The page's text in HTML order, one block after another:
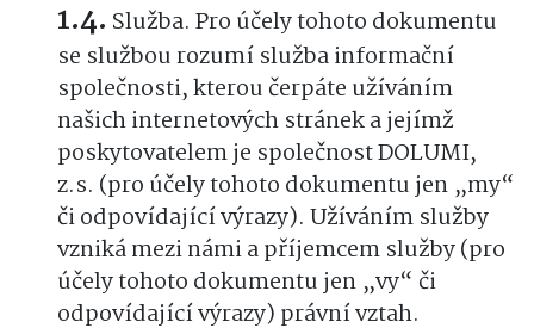
Služba. Pro účely tohoto dokumentu
se službou rozumí služba informační
společnosti, kterou čerpáte užíváním
našich internetových stránek a jejímž
poskytovatelem je společnost DOLUMI,
z.s. (pro účely tohoto dokumentu jen „my“
či odpovídající výrazy). Užíváním služby
vzniká mezi námi a příjemcem služby (pro
účely tohoto dokumentu jen „vy“ či
odpovídající výrazy) právní vztah.